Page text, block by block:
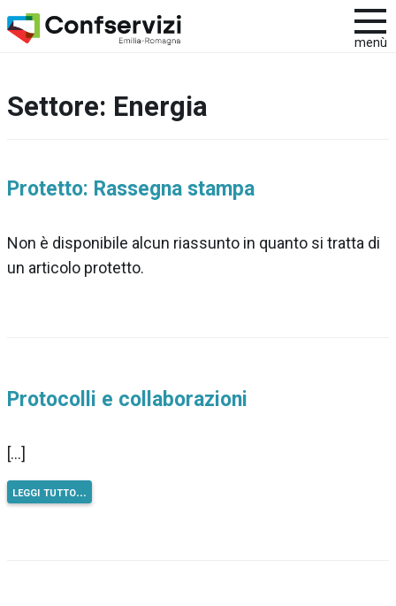
menù
Settore: Energia
Protetto: Rassegna stampa
Non è disponibile alcun riassunto in quanto si tratta di
un articolo protetto.
Protocolli e collaborazioni
[…]
leggi tutto…